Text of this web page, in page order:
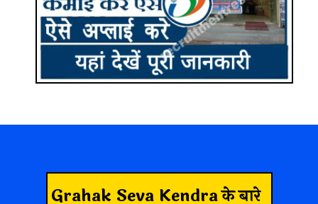
Grahak Seva Kendraके बारे